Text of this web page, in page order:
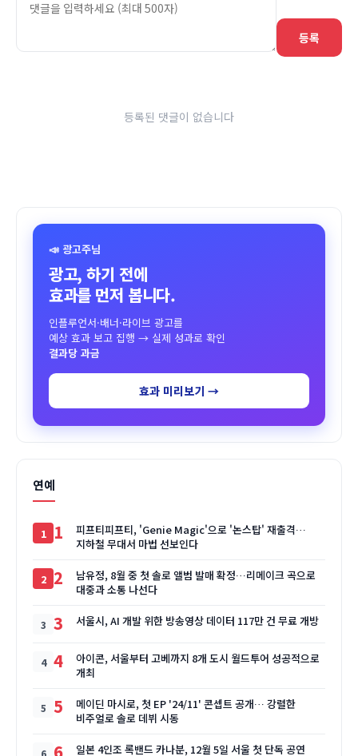
등록
등록된 댓글이 없습니다
📣 광고주님
광고, 하기 전에
효과를 먼저 봅니다.
인플루언서·배너·라이브 광고를
예상 효과 보고 집행 → 실제 성과로 확인
결과당 과금
효과 미리보기 →
연예
1
피프티피프티, 'Genie Magic'으로 '논스탑' 재출격…
지하철 무대서 마법 선보인다
2
남유정, 8월 중 첫 솔로 앨범 발매 확정…리메이크 곡으로
대중과 소통 나선다
3 서울시, AI 개발 위한 방송영상 데이터 117만 건 무료 개방
4
아이콘, 서울부터 고베까지 8개 도시 월드투어 성공적으로
개최
5
메이딘 마시로, 첫 EP '24/11' 콘셉트 공개… 강렬한
비주얼로 솔로 데뷔 시동
일본 4인조 록밴드 카나분, 12월 5일 서울 첫 단독 공연